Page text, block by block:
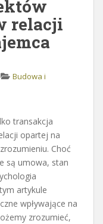
relacji
Budowa i
transakcja
opartej na
Choć
są umowa, stan
artykule
wpływające na
zrozumieć,